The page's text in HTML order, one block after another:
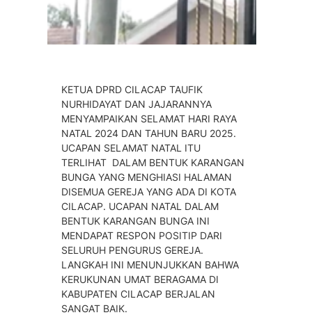
KETUA DPRD CILACAP TAUFIK
NURHIDAYAT DAN JAJARANNYA
MENYAMPAIKAN SELAMAT HARI RAYA
NATAL 2024 DAN TAHUN BARU 2025.
UCAPAN SELAMAT NATAL ITU
TERLIHAT DALAM BENTUK KARANGAN
BUNGA YANG MENGHIASI HALAMAN
DISEMUA GEREJA YANG ADA DI KOTA
CILACAP. UCAPAN NATAL DALAM
BENTUK KARANGAN BUNGA INI
MENDAPAT RESPON POSITIP DARI
SELURUH PENGURUS GEREJA.
LANGKAH INI MENUNJUKKAN BAHWA
KERUKUNAN UMAT BERAGAMA DI
KABUPATEN CILACAP BERJALAN
SANGAT BAIK.